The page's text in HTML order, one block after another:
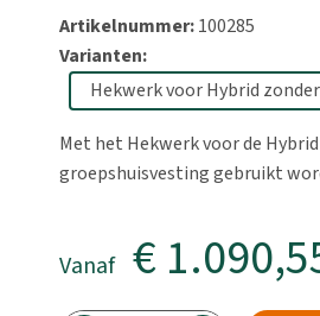
Artikelnummer:100285
Varianten:
Met het Hekwerk voor de
groepshuisvesting gebruikt
Vanaf €